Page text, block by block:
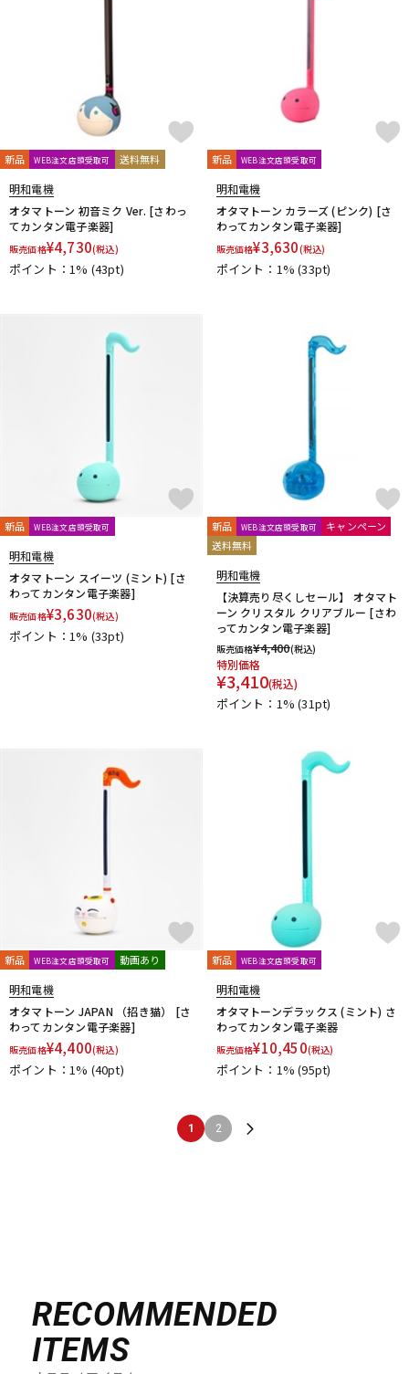
新品 WEB注文店頭受取可 送料無料
明和電機
オタマトーン 初音ミク Ver. [さわっ
てカンタン電子楽器]
販売価格¥4,730(税込)
ポイント：1% (43pt)
新品 WEB注文店頭受取可
明和電機
オタマトーン カラーズ (ピンク) [さ
わってカンタン電子楽器]
販売価格¥3,630(税込)
ポイント：1%(33pt)
新品 WEB注文店頭受取可
明和電機
オタマトーン スイーツ (ミント) [さ
わってカンタン電子楽器]
販売価格¥3,630(税込)
ポイント：1% (33pt)
新品 WEB注文店頭受取可
キャンペーン
送料無料
明和電機
【決算売り尽くしセール】 オタマト
ーン クリスタル クリアブルー [さわ
ってカンタン電子楽器]
販売価格¥4,400(税込)
特別価格
¥3,410(税込)
ポイント：1%(31pt)
新品 WEB注文店頭受取可 動画あり
明和電機
オタマトーン JAPAN （招き猫） [さ
わってカンタン電子楽器]
販売価格¥4,400(税込)
ポイント：1% (40pt)
新品 WEB注文店頭受取可
明和電機
オタマトーンデラックス (ミント) さ
わってカンタン電子楽器
販売価格¥10,450(税込)
ポイント：1%(95pt)
1 2
RECOMMENDED
ITEMS